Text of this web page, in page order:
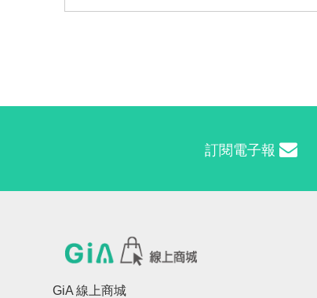
訂閱電子報
GiA 線上商城